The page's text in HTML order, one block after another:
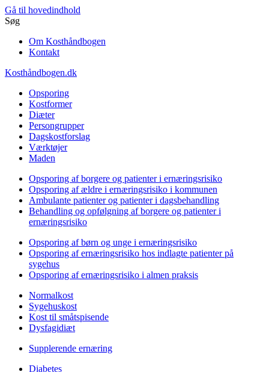
Gå til hovedindhold
Søg
Om Kosthåndbogen
Kontakt
Kosthåndbogen.dk
Opsporing
Kostformer
Diæter
Persongrupper
Dagskostforslag
Værktøjer
Maden
Opsporing af borgere og patienter i ernæringsrisiko
Opsporing af ældre i ernæringsrisiko i kommunen
Ambulante patienter og patienter i dagsbehandling
Behandling og opfølgning af borgere og patienter i
ernæringsrisiko
Opsporing af børn og unge i ernæringsrisiko
Opsporing af ernæringsrisiko hos indlagte patienter på
sygehus
Opsporing af ernæringsrisiko i almen praksis
Normalkost
Sygehuskost
Kost til småtspisende
Dysfagidiæt
Supplerende ernæring
Diabetes